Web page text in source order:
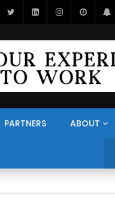
PARTNERS ABOUT